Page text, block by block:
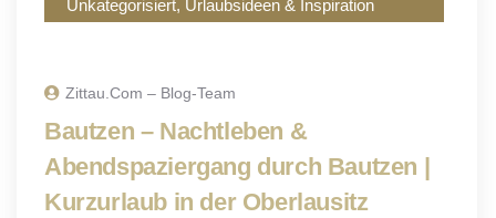
Unkategorisiert, Urlaubsideen & Inspiration
Zittau.com – Blog-Team
Bautzen – Nachtleben &
Abendspaziergang durch Bautzen |
Kurzurlaub in der Oberlausitz